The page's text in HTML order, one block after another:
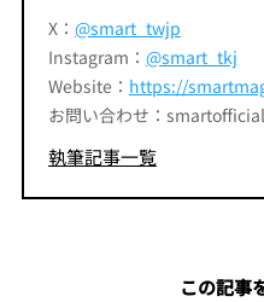
X： @smart_twjp
Instagram： @smart_tkj
Website： https://
お問い合わせ：
執筆記事一覧
この記事